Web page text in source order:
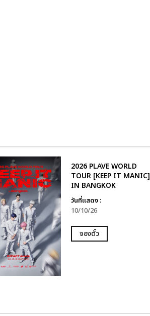
2026 PLAVE WORLD
TOUR [KEEP IT MANIC]
IN BANGKOK
วันที่แสดง :
10/10/26
จองตั๋ว